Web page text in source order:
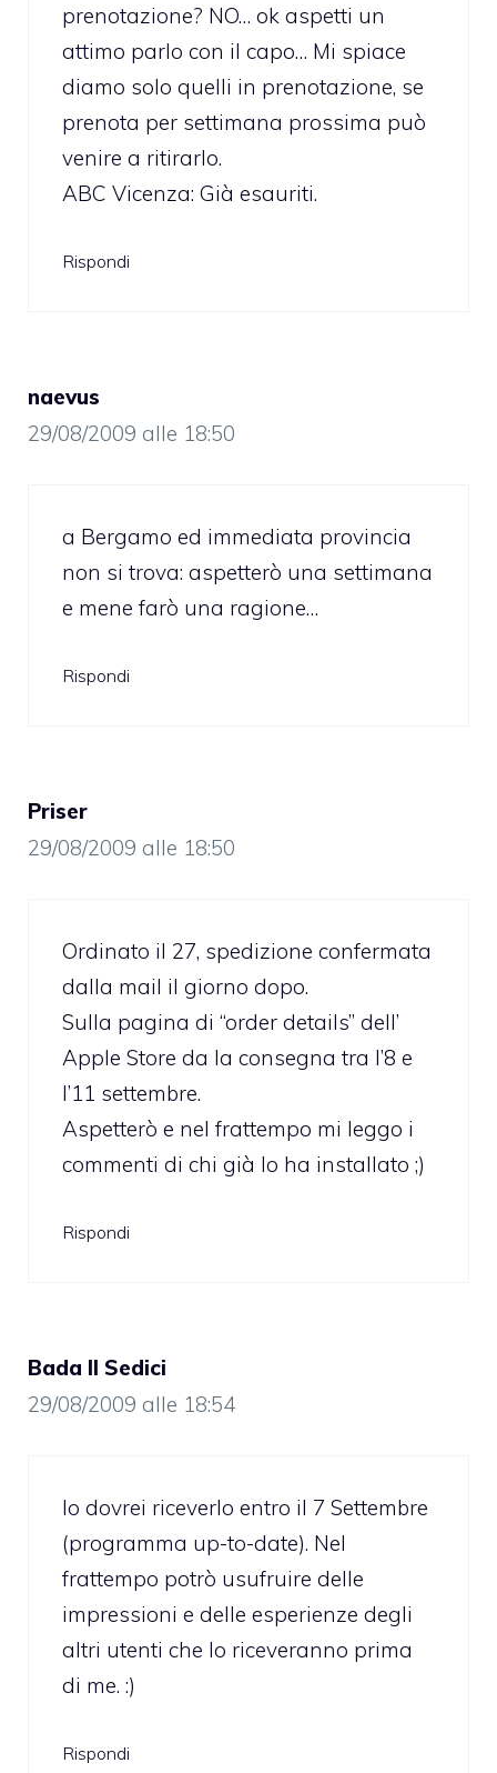
prenotazione? NO… ok aspetti un
attimo parlo con il capo… Mi spiace
diamo solo quelli in prenotazione, se
prenota per settimana prossima può
venire a ritirarlo.
ABC Vicenza: Già esauriti.
Rispondi
naevus
29/08/2009 alle 18:50
a Bergamo ed immediata provincia
non si trova: aspetterò una settimana
e mene farò una ragione…
Rispondi
Priser
29/08/2009 alle 18:50
Ordinato il 27, spedizione confermata
dalla mail il giorno dopo.
Sulla pagina di “order details” dell’
Apple Store da la consegna tra l’8 e
l’11 settembre.
Aspetterò e nel frattempo mi leggo i
commenti di chi già lo ha installato ;)
Rispondi
Bada Il Sedici
29/08/2009 alle 18:54
Io dovrei riceverlo entro il 7 Settembre
(programma up-to-date). Nel
frattempo potrò usufruire delle
impressioni e delle esperienze degli
altri utenti che lo riceveranno prima
di me. :)
Rispondi